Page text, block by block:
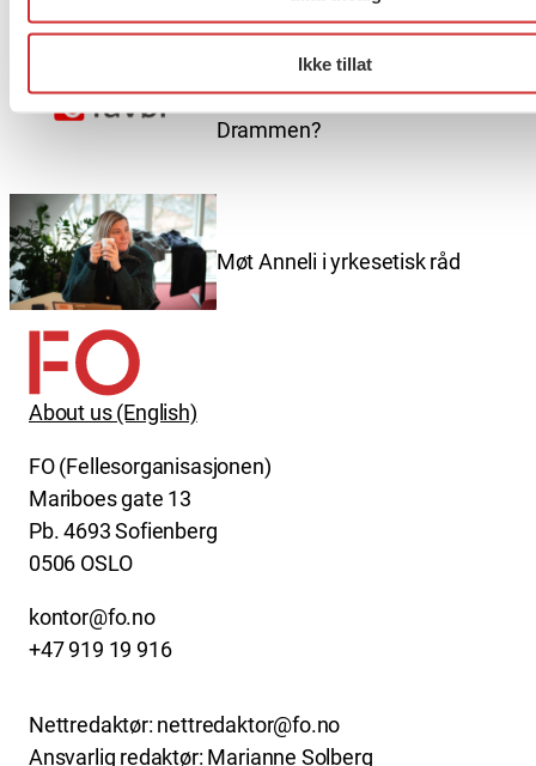
Ikke tillat
Er du berørt av brannen i
Drammen?
Møt Anneli i yrkesetisk råd
About us (English)
FO (Fellesorganisasjonen)
Mariboes gate 13
Pb. 4693 Sofienberg
0506 OSLO
kontor@fo.no
+47 919 19 916
Nettredaktør: nettredaktor@fo.no
Ansvarlig redaktør: Marianne Solberg